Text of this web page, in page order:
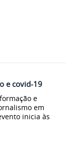
e covid-19
e
em
inicia às